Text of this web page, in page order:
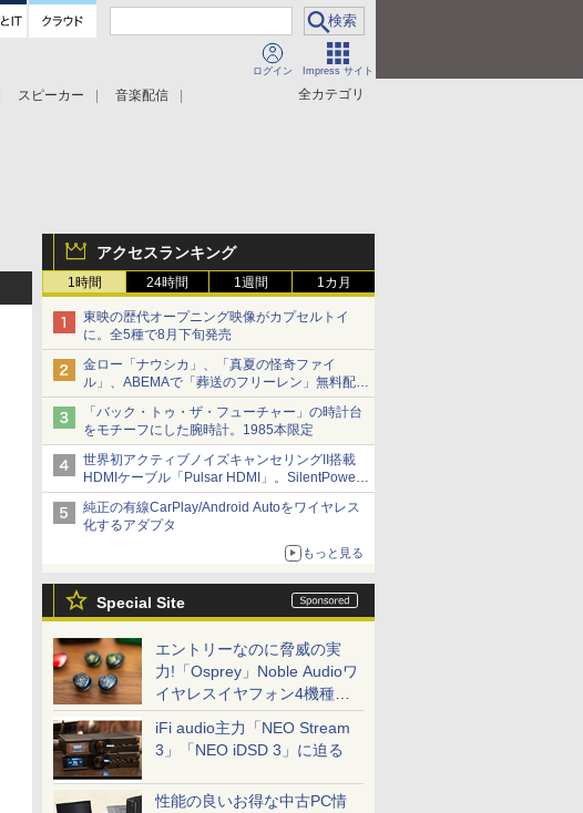
ログイン Impress サイト
全カテゴリ
スピーカー
音楽配信
アクセスランキング
1時間 24時間 1週間 1カ月
東映の歴代オープニング映像がカプセルトイ
に。全5種で8月下旬発売
金ロー「ナウシカ」、「真夏の怪奇ファイ
ル」、ABEMAで「葬送のフリーレン」無料配信
など。夏の特番・配信情報
「バック・トゥ・ザ・フューチャー」の時計台
をモチーフにした腕時計。1985本限定
世界初アクティブノイズキャンセリングII搭載
HDMIケーブル「Pulsar HDMI」。SilentPower
から
純正の有線CarPlay/Android Autoをワイヤレス
化するアダプタ
もっと見る
Special Site
エントリーなのに脅威の実
力!「Osprey」Noble Audioワ
イヤレスイヤフォン4機種を
一気に聴く
iFi audio主力「NEO Stream
3」「NEO iDSD 3」に迫る
性能の良いお得な中古PC情